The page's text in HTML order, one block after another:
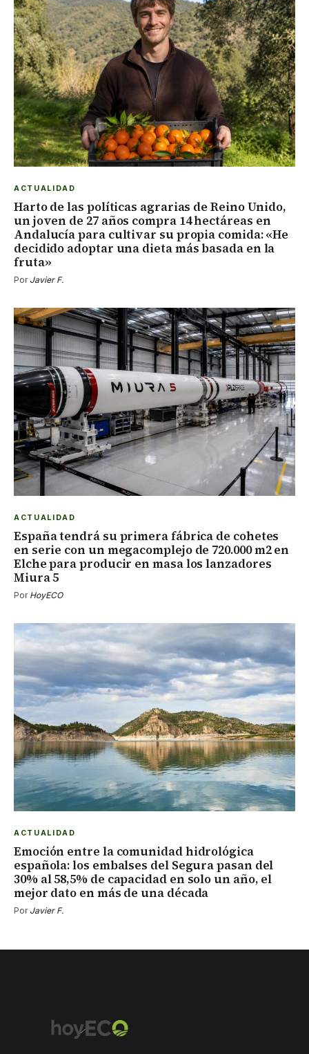
ACTUALIDAD
Harto de las políticas agrarias de Reino Unido,
un joven de 27 años compra 14 hectáreas en
Andalucía para cultivar su propia comida: «He
decidido adoptar una dieta más basada en la
fruta»
Por Javier F.
ACTUALIDAD
España tendrá su primera fábrica de cohetes
en serie con un megacomplejo de 720.000 m2 en
Elche para producir en masa los lanzadores
Miura 5
Por HoyECO
ACTUALIDAD
Emoción entre la comunidad hidrológica
española: los embalses del Segura pasan del
30% al 58,5% de capacidad en solo un año, el
mejor dato en más de una década
Por Javier F.